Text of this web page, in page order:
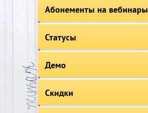
Абонементы на вебинары
Статусы
Демо
Скидки